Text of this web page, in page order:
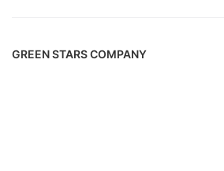
GREEN STARS COMPANY